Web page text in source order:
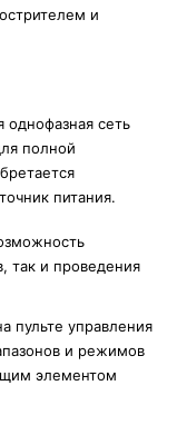
и
однофазная сеть
полной
питания.
так и проведения
пульте управления
и режимов
элементом